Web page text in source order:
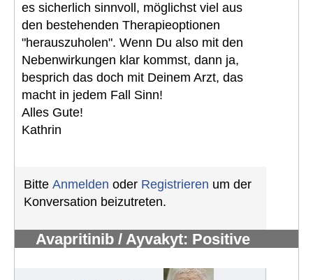
es sicherlich sinnvoll, möglichst viel aus
den bestehenden Therapieoptionen
"herauszuholen". Wenn Du also mit den
Nebenwirkungen klar kommst, dann ja,
besprich das doch mit Deinem Arzt, das
macht in jedem Fall Sinn!
Alles Gute!
Kathrin
Bitte Anmelden oder Registrieren um der
Konversation beizutreten.
Avapritinib / Ayvakyt: Positive